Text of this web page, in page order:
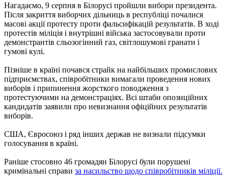
Нагадаємо, 9 серпня в Білорусі пройшли вибори президента.
Після закриття виборчих дільниць в республіці почалися
масові акції протесту проти фальсифікацій результатів. В ході
протестів міліція і внутрішні війська застосовували проти
демонстрантів сльозогінний газ, світлошумові гранати і
гумові кулі.
Пізніше в країні почався страйк на найбільших промислових
підприємствах, співробітники вимагали проведення нових
виборів і припинення жорсткого поводження з
протестуючими на демонстраціях. Всі штаби опозиційних
кандидатів заявили про невизнання офіційних результатів
виборів.
США, Євросоюз і ряд інших держав не визнали підсумки
голосування в країні.
Раніше стосовно 46 громадян Білорусі були порушені
кримінальні справи за насильство щодо співробітників міліції.